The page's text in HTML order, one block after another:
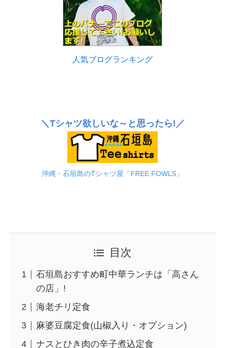
人気ブログランキング
＼Tシャツ欲しいな～と思ったら!／
沖縄・石垣島のTシャツ屋「FREE FOWLS」
目次
石垣島おすすめ町中華ランチは「高さん
の店」!
海老チリ定食
麻婆豆腐定食(山椒入り・オプション)
ナスとひき肉の辛子煮込定食